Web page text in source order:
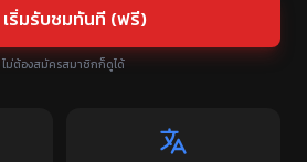
เริ่มรับชมทันที (ฟรี)
ไม่ต้องสมัครสมาชิกก็ดูได้